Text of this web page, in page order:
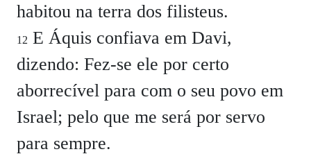
habitou na terra dos filisteus.
12 E Áquis confiava em Davi,
dizendo: Fez-se ele por certo
aborrecível para com o seu povo em
Israel; pelo que me será por servo
para sempre.